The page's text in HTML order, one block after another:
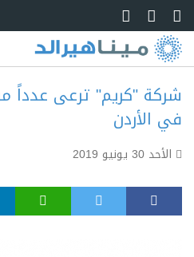
Skip to main
شركة "كريم" ترعى عدداً من
في الأردن
الأحد 30 يونيو 2019